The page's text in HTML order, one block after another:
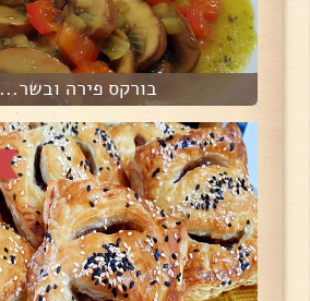
בורקס פירה ובשר...